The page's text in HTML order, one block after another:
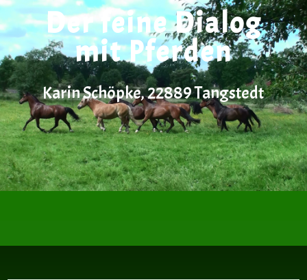
Der feine Dialog
mit Pferden
Karin Schöpke, 22889 Tangstedt